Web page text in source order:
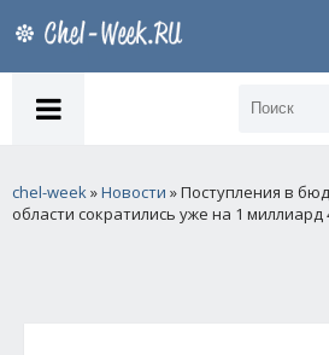
chel-week»Новости » Поступления в
области сократились уже на 1